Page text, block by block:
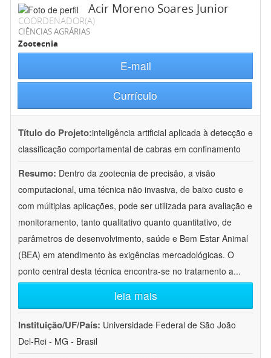
Acir Moreno Soares Junior
COORDENADOR(A)
CIÊNCIAS AGRÁRIAS
Zootecnia
E-mail
Currículo
Título do Projeto:inteligência artificial aplicada à detecção e
classificação comportamental de cabras em confinamento
Resumo: Dentro da zootecnia de precisão, a visão
computacional, uma técnica não invasiva, de baixo custo e
com múltiplas aplicações, pode ser utilizada para avaliação e
monitoramento, tanto qualitativo quanto quantitativo, de
parâmetros de desenvolvimento, saúde e Bem Estar Animal
(BEA) em atendimento às exigências mercadológicas. O
ponto central desta técnica encontra-se no tratamento a...
leia mais
Instituição/UF/País: Universidade Federal de São João
Del-Rei - MG - Brasil